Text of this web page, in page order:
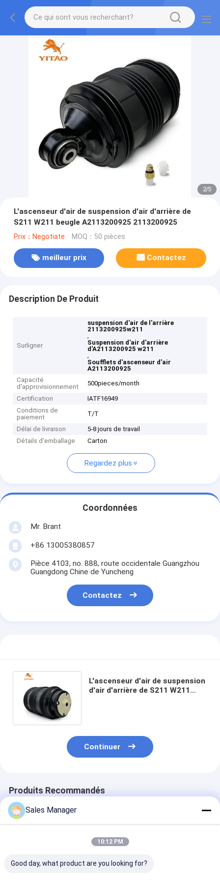
2/5
L'ascenseur d'air de suspension d'air d'arrière de
S211 W211 beugle A2113200925 2113200925
Prix：Negotiate MOQ：50 pièces
meilleur prix Contactez
Description De Produit
Surligner
suspension d'air de l'arrière
2113200925w211
,
Suspension d'air d'arrière
d'A2113200925 w211
,
Soufflets d'ascenseur d'air
A2113200925
Capacité
d'approvisionnement
500pieces/month
Certification
IATF16949
Conditions de
paiement
T/T
Délai de livraison
5-8 jours de travail
Détails d'emballage
Carton
Regardez plus
Coordonnées
Mr. Brant
+86 13005380857
Pièce 4103, no. 888, route occidentale Guangzhou
Guangdong Chine de Yuncheng
Contactez
L'ascenseur d'air de suspension
d'air d'arrière de S211 W211
Continuer
Produits Recommandés
Sales Manager
10:12 PM
Good day, what product are you looking for?